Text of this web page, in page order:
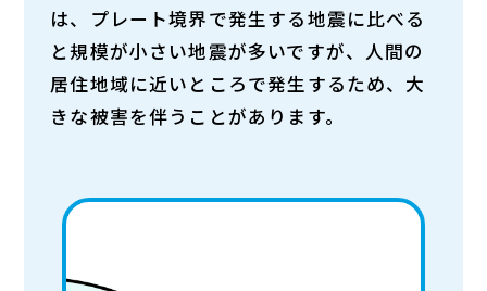
は、プレート境界で発生する地震に比べる
と規模が小さい地震が多いですが、人間の
居住地域に近いところで発生するため、大
きな被害を伴うことがあります。